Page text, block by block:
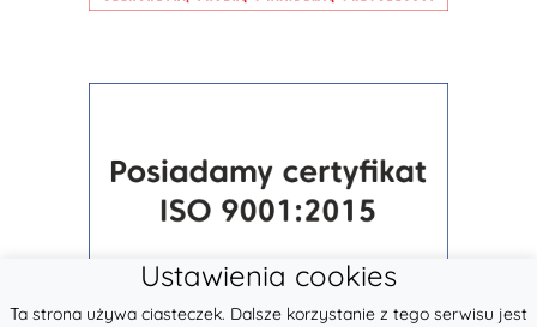
Ustawienia cookies
Ta strona używa ciasteczek. Dalsze korzystanie z tego serwisu jest